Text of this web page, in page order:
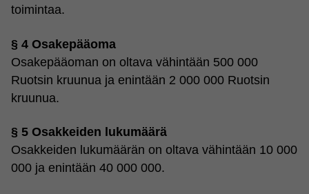
toimintaa.
§ 4 Osakepääoma
Osakepääoman on oltava vähintään 500 000
Ruotsin kruunua ja enintään 2 000 000 Ruotsin
kruunua.
§ 5 Osakkeiden lukumäärä
Osakkeiden lukumäärän on oltava vähintään 10 000
000 ja enintään 40 000 000.